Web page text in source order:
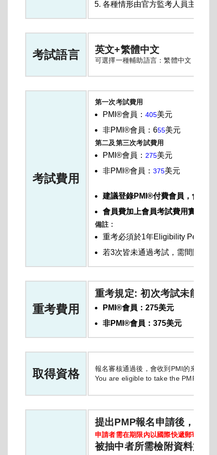
各種情形由官方監考人員主觀認
考試語言 英文+繁體中文
可選擇一種輔助語言：繁體中文；無論
考試費用
第一次考試費用
PMI®會員： 405美元
非PMI®會員：655美元
第二及第三次考試費用
PMI®會員： 275美元
非PMI®會員： 375美元
建議登錄PMI®付費會員，會員年
會員費加上會員考試費用實際合
備註 :
重考必須於1年Eligibility Period
若3次皆未通過考試，需間隔1年
重考費用
重考規定: 初次考試未能通
PMI®會員：275美元
非PMI®會員：375美元
取得資格
報名審核通過後，會收到PMI的來信。
You are eligible to take the PMP
提出PMP報名申請後，報
申請者需在期限內以國際快遞郵寄PMI
被抽中者所需檢附資料如下